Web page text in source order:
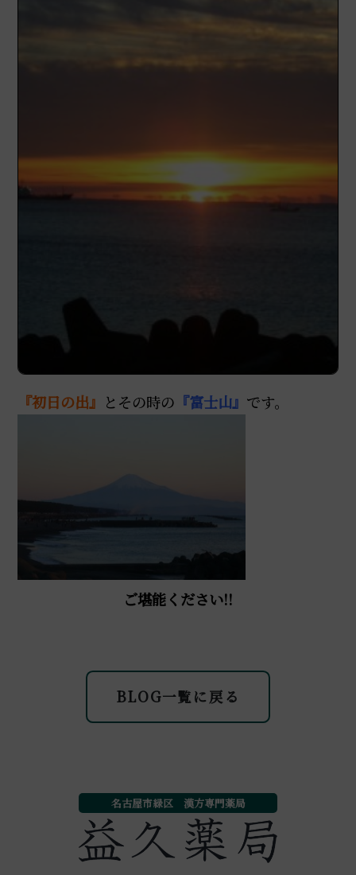
『初日の出』 とその時の 『富士山』 です。
ご堪能ください!!
BLOG一覧に戻る
名古屋市緑区 漢方専門薬局